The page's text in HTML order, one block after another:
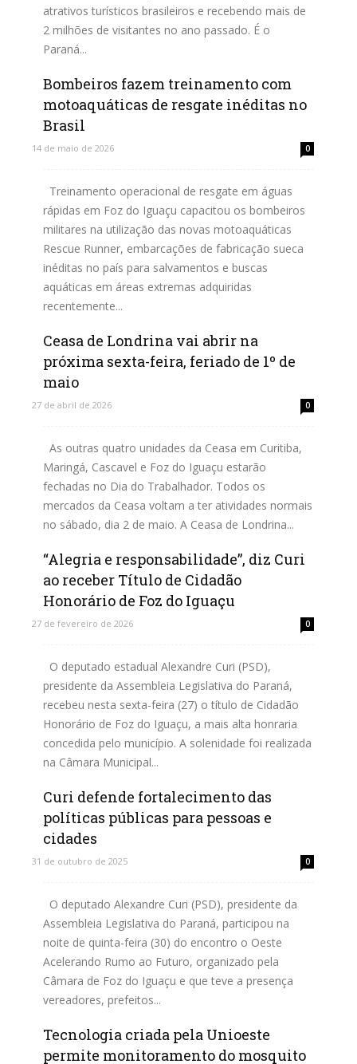
atrativos turísticos brasileiros e recebendo mais de
2 milhões de visitantes no ano passado. É o
Paraná...
Leia mais
Bombeiros fazem treinamento com
motoaquáticas de resgate inéditas no
Brasil
14 de maio de 2026 0
Treinamento operacional de resgate em águas
rápidas em Foz do Iguaçu capacitou os bombeiros
militares na utilização das novas motoaquáticas
Rescue Runner, embarcações de fabricação sueca
inéditas no país para salvamentos e buscas
aquáticas em áreas extremas adquiridas
recentemente...
Leia mais
Ceasa de Londrina vai abrir na
próxima sexta-feira, feriado de 1º de
maio
27 de abril de 2026 0
As outras quatro unidades da Ceasa em Curitiba,
Maringá, Cascavel e Foz do Iguaçu estarão
fechadas no Dia do Trabalhador. Todos os
mercados da Ceasa voltam a ter atividades normais
no sábado, dia 2 de maio. A Ceasa de Londrina...
Leia mais
“Alegria e responsabilidade”, diz Curi
ao receber Título de Cidadão
Honorário de Foz do Iguaçu
27 de fevereiro de 2026 0
O deputado estadual Alexandre Curi (PSD),
presidente da Assembleia Legislativa do Paraná,
recebeu nesta sexta-feira (27) o título de Cidadão
Honorário de Foz do Iguaçu, a mais alta honraria
concedida pelo município. A solenidade foi realizada
na Câmara Municipal...
Leia mais
Curi defende fortalecimento das
políticas públicas para pessoas e
cidades
31 de outubro de 2025 0
O deputado Alexandre Curi (PSD), presidente da
Assembleia Legislativa do Paraná, participou na
noite de quinta-feira (30) do encontro o Oeste
Acelerando Rumo ao Futuro, organizado pela
Câmara de Foz do Iguaçu e que teve a presença
vereadores, prefeitos...
Leia mais
Tecnologia criada pela Unioeste
permite monitoramento do mosquito